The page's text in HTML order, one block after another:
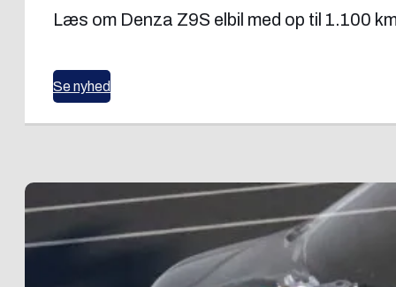
Læs om Denza Z9S elbil med op til 1.100
Se nyhed